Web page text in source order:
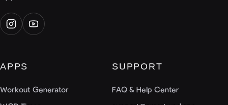
APPS
Workout Generator
SUPPORT
FAQ & Help Center